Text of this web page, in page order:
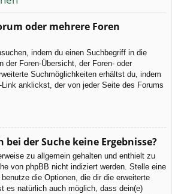
oder mehrere Foren
indem du einen Suchbegriff in die
der Foren-Übersicht, der Foren- oder
Suchmöglichkeiten erhältst du, indem
Link anklickst, der von jeder Seite des Forums
der Suche keine Ergebnisse?
zu allgemein gehalten und enthielt zu
von phpBB nicht indiziert werden. Stelle eine
die Optionen, die dir die erweiterte
es natürlich auch möglich, dass dein(e)